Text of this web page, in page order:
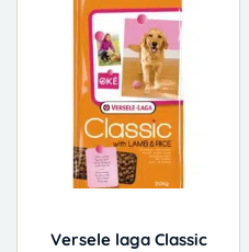
Versele laga Classic